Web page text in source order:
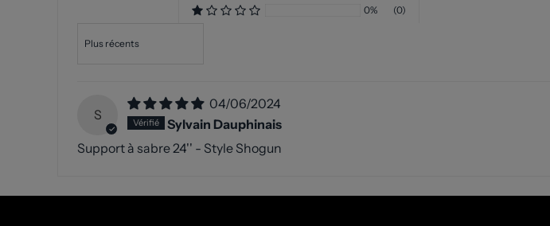
0%
(0)
S
04/06/2024
Sylvain Dauphinais
Support à sabre 24'' - Style Shogun